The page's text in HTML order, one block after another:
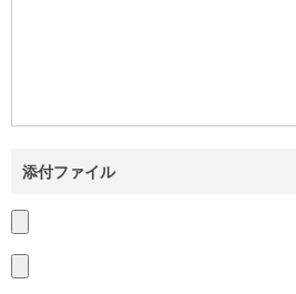
添付ファイル